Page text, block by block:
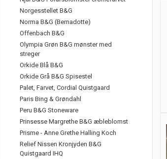
Norgesstellet B&G
Norma B&G (Bernadotte)
Offenbach B&G
Olympia Grøn B&G mønster med
streger
Orkide Blå B&G
Orkide Grå B&G Spisestel
Palet, Farvet, Cordial Quistgaard
Paris Bing & Grøndahl
Peru B&G Stoneware
Prinsesse Margrethe B&G æbleblomst
Prisme - Anne Grethe Halling Koch
Relief Nissen Kronjyden B&G
Quistgaard IHQ